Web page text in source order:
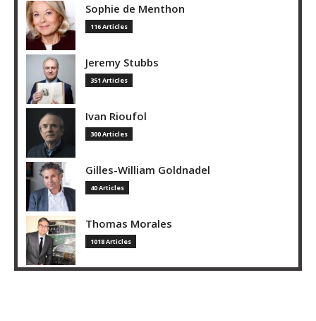
Sophie de Menthon
116 Articles
Jeremy Stubbs
351 Articles
Ivan Rioufol
300 Articles
Gilles-William Goldnadel
40 Articles
Thomas Morales
1018 Articles